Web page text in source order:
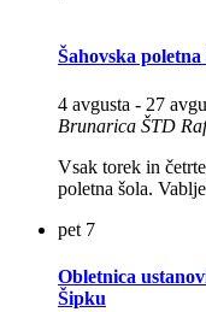
Šahovska poletna
4 avgusta - 27
Brunarica ŠTD
Vsak torek in
poletna šola.
pet 7
Obletnica
Šipku